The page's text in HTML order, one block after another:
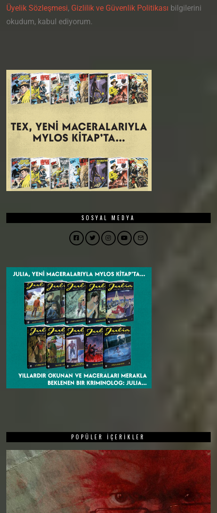
Üyelik Sözleşmesi, Gizlilik ve Güvenlik Politikası bilgilerini
okudum, kabul ediyorum.
SOSYAL MEDYA
Facebook
TwitterInstagram
YouTubeEmail
POPÜLER İÇERIKLER